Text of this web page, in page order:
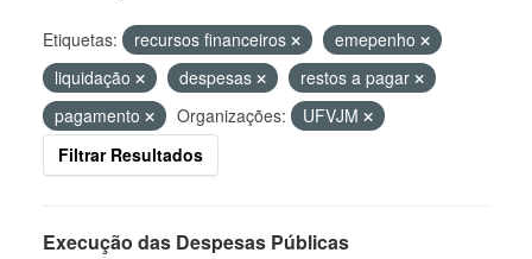
Etiquetas: recursos financeiros
emepenho
liquidação
despesas
restos a pagar
pagamento
Organizações:
UFVJM
Filtrar Resultados
Execução das Despesas Públicas